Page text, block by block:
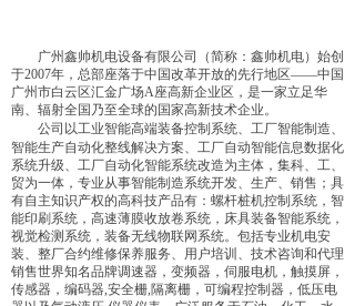
广州鑫帅机电设备有限公司（简称：鑫帅机电）始创
于2007年，总部座落于中国改革开放的先行地区——中国
广州市白云区汇金广场A座高新企业区，是一家立足华
南、辐射全国乃至全球的国家高新技术企业。
公司以工业智能高端装备控制系统、工厂智能制造、
智能生产自动化整线解决方案、工厂自动智能信息数据化
系统升级、工厂自动化智能系统改造为主体，集科、工、
贸为一体，专业从事智能制造系统开发、生产、销售；具
有自主知识产权的高科技产品有：螺杆桩机控制系统，智
能印刷系统，高速薄膜收放卷系统，床具装备智能系统，
视觉检测系统，装备无线物联网系统。包括专业机电安
装、整厂合约维修保养服务、用户培训、技术咨询和代理
销售世界知名品牌调速器，变频器，伺服电机，触摸屏，
传感器，编码器,安全栅,隔离栅，可编程控制器，低压电